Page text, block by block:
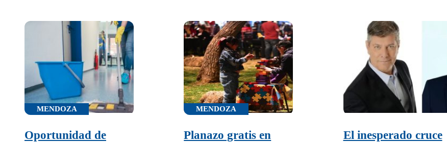
MENDOZA
Oportunidad de
MENDOZA
Planazo gratis en
El inesperado cruce